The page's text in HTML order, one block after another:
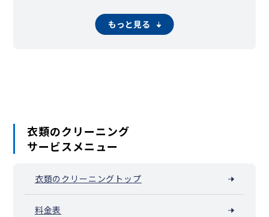
もっと見る
衣類のクリーニング
サービスメニュー
衣類のクリーニングトップ
料金表